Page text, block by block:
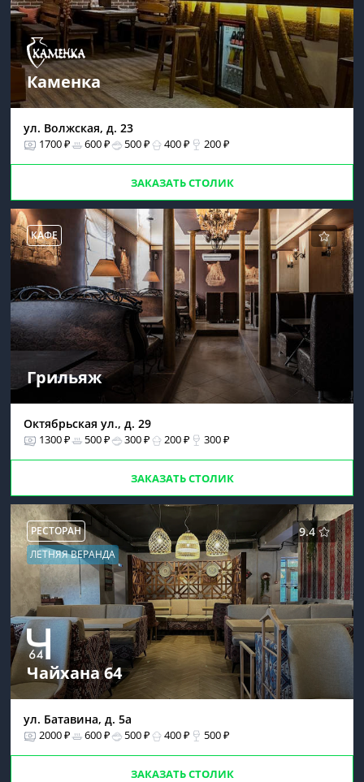
Каменка
ул. Волжская, д. 23
1700 ₽ 600 ₽ 500 ₽ 400 ₽ 200 ₽
ЗАКАЗАТЬ СТОЛИК
КАФЕ
Грильяж
Октябрьская ул., д. 29
1300 ₽ 500 ₽ 300 ₽ 200 ₽ 300 ₽
ЗАКАЗАТЬ СТОЛИК
9.4
РЕСТОРАН
ЛЕТНЯЯ ВЕРАНДА
Чайхана 64
ул. Батавина, д. 5а
2000 ₽ 600 ₽ 500 ₽ 400 ₽ 500 ₽
ЗАКАЗАТЬ СТОЛИК